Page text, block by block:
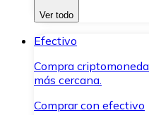
Ver todo
Efectivo
Compra
más cercana.
Comprar con efectivo